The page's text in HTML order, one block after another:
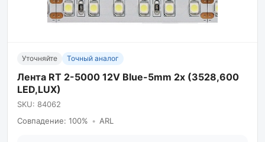
Уточняйте Точный аналог
Лента RT 2-5000 12V Blue-5mm 2x (3528,600
LED,LUX)
SKU: 84062
Совпадение: 100% • ARL